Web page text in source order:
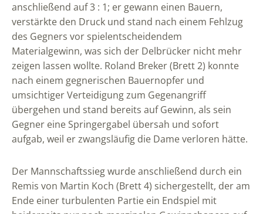
anschließend auf 3 : 1; er gewann einen Bauern,
verstärkte den Druck und stand nach einem Fehlzug
des Gegners vor spielentscheidendem
Materialgewinn, was sich der Delbrücker nicht mehr
zeigen lassen wollte. Roland Breker (Brett 2) konnte
nach einem gegnerischen Bauernopfer und
umsichtiger Verteidigung zum Gegenangriff
übergehen und stand bereits auf Gewinn, als sein
Gegner eine Springergabel übersah und sofort
aufgab, weil er zwangsläufig die Dame verloren hätte.
Der Mannschaftssieg wurde anschließend durch ein
Remis von Martin Koch (Brett 4) sichergestellt, der am
Ende einer turbulenten Partie ein Endspiel mit